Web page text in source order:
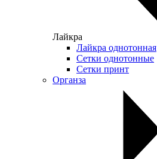
Лайкра
Лайкра однотонная
Сетки однотонные
Сетки принт
Органза